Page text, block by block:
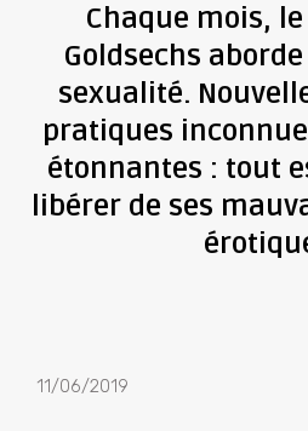
Chaque mois,
Goldsechs
sexualité.
pratiques
étonnantes : tout
libérer de ses
11/06/2019